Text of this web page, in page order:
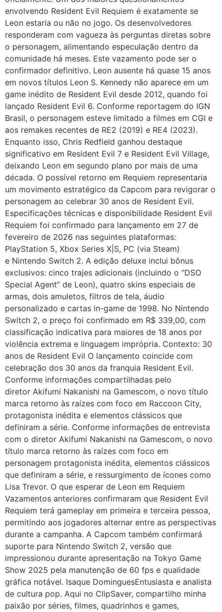
envolvendo Resident Evil Requiem é exatamente se
Leon estaria ou não no jogo. Os desenvolvedores
responderam com vagueza às perguntas diretas sobre
o personagem, alimentando especulação dentro da
comunidade há meses. Este vazamento pode ser o
confirmador definitivo. Leon ausente há quase 15 anos
em novos títulos Leon S. Kennedy não aparece em um
game inédito de Resident Evil desde 2012, quando foi
lançado Resident Evil 6. Conforme reportagem do IGN
Brasil, o personagem esteve limitado a filmes em CGI e
aos remakes recentes de RE2 (2019) e RE4 (2023).
Enquanto isso, Chris Redfield ganhou destaque
significativo em Resident Evil 7 e Resident Evil Village,
deixando Leon em segundo plano por mais de uma
década. O possível retorno em Requiem representaria
um movimento estratégico da Capcom para revigorar o
personagem ao celebrar 30 anos de Resident Evil.
Especificações técnicas e disponibilidade Resident Evil
Requiem foi confirmado para lançamento em 27 de
fevereiro de 2026 nas seguintes plataformas:
PlayStation 5, Xbox Series X|S, PC (via Steam)
e Nintendo Switch 2. A edição deluxe inclui bônus
exclusivos: cinco trajes adicionais (incluindo o “DSO
Special Agent” de Leon), quatro skins especiais de
armas, dois amuletos, filtros de tela, áudio
personalizado e cartas in-game de 1998. No Nintendo
Switch 2, o preço foi confirmado em R$ 339,00, com
classificação indicativa para maiores de 18 anos por
violência extrema e linguagem imprópria. Contexto: 30
anos de Resident Evil O lançamento coincide com
celebração dos 30 anos da franquia Resident Evil.
Conforme informações compartilhadas pelo
diretor Akifumi Nakanishi na Gamescom, o novo título
marca retorno às raízes com foco em Raccoon City,
protagonista inédita e elementos clássicos que
definiram a série. Conforme informações de entrevista
com o diretor Akifumi Nakanishi na Gamescom, o novo
título marca retorno às raízes com foco em
personagem protagonista inédita, elementos clássicos
que definiram a série, e ressurgimento de ícones como
Lisa Trevor. O que esperar de Leon em Requiem
Vazamentos anteriores confirmaram que Resident Evil
Requiem terá gameplay em primeira e terceira pessoa,
permitindo aos jogadores alternar entre as perspectivas
durante a campanha. A Capcom também confirmará
suporte para Nintendo Switch 2, versão que
impressionou durante apresentação na Tokyo Game
Show 2025 pela manutenção de 60 fps e qualidade
gráfica notável. Isaque DominguesEntusiasta e analista
de cultura pop. Aqui no ClipSaver, compartilho minha
paixão por séries, filmes, quadrinhos e games,